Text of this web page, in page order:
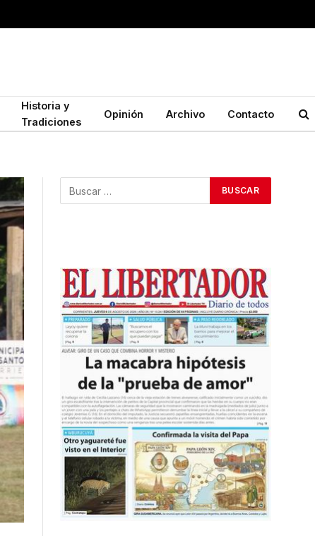
Historia y
Tradiciones
Opinión Archivo Contacto